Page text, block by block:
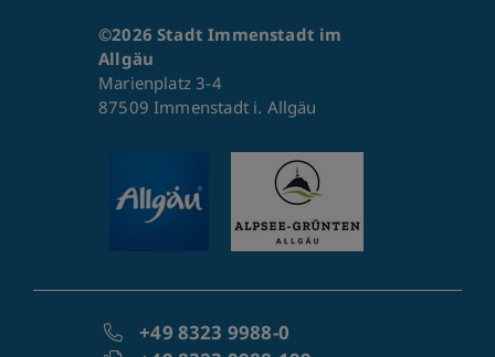
©2026 Stadt Immenstadt im
Allgäu
Marienplatz 3-4
87509 Immenstadt i. Allgäu
+49 8323 9988-0